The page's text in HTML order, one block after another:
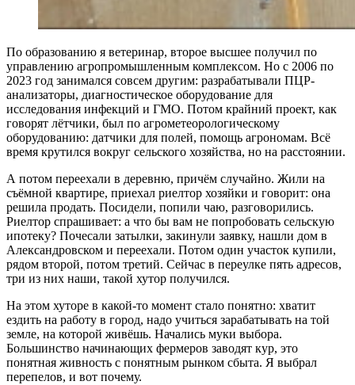
По образованию я ветеринар, второе высшее получил по
управлению агропромышленным комплексом. Но с 2006 по
2023 год занимался совсем другим: разрабатывали ПЦР-
анализаторы, диагностическое оборудование для
исследования инфекций и ГМО. Потом крайний проект, как
говорят лётчики, был по агрометеорологическому
оборудованию: датчики для полей, помощь агрономам. Всё
время крутился вокруг сельского хозяйства, но на расстоянии.
А потом переехали в деревню, причём случайно. Жили на
съёмной квартире, приехал риелтор хозяйки и говорит: она
решила продать. Посидели, попили чаю, разговорились.
Риелтор спрашивает: а что бы вам не попробовать сельскую
ипотеку? Почесали затылки, закинули заявку, нашли дом в
Александровском и переехали. Потом один участок купили,
рядом второй, потом третий. Сейчас в переулке пять адресов,
три из них наши, такой хутор получился.
На этом хуторе в какой-то момент стало понятно: хватит
ездить на работу в город, надо учиться зарабатывать на той
земле, на которой живёшь. Начались муки выбора.
Большинство начинающих фермеров заводят кур, это
понятная живность с понятным рынком сбыта. Я выбрал
перепелов, и вот почему.